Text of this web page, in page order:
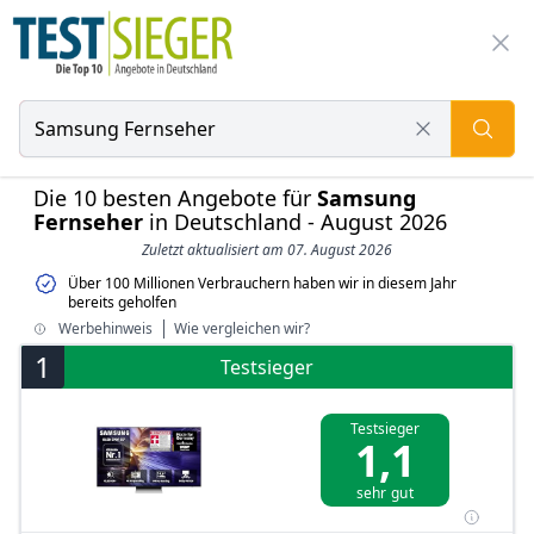
Die 10 besten Angebote für Samsung
Fernseher in Deutschland - August 2026
Zuletzt aktualisiert am 07. August 2026
Über 100 Millionen Verbrauchern haben wir in diesem Jahr
bereits geholfen
Werbehinweis
Wie vergleichen wir?
1 Testsieger
Testsieger
1,1
sehr gut